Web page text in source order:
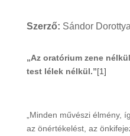
Szerző: Sándor Dorottya
„Az oratórium zene
test lélek nélkül.”[1]
„Minden művészi élmény,
az önértékelést, az